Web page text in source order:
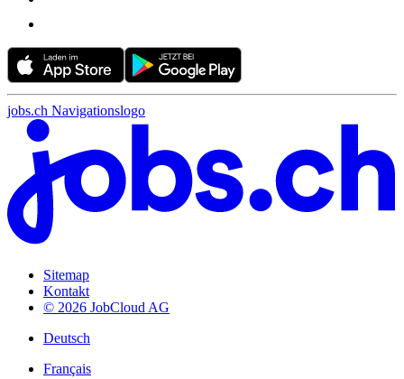
jobs.ch Navigationslogo
Sitemap
Kontakt
© 2026 JobCloud AG
Deutsch
Français